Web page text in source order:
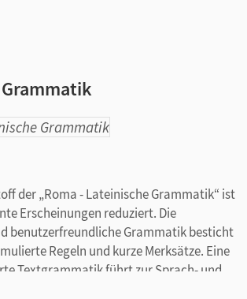
der „Roma - Lateinische Grammatik“ ist
Erscheinungen reduziert. Die
benutzerfreundliche Grammatik besticht
Regeln und kurze Merksätze. Eine
Textgrammatik führt zur Sprach- und
schwieriger Stoffe geht von